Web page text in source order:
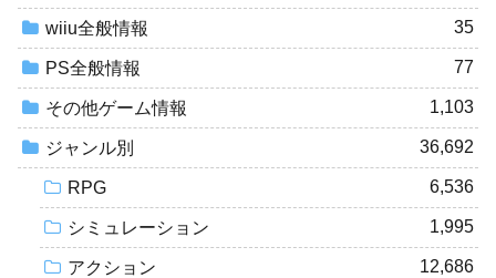
wiiu全般情報 35
PS全般情報 77
その他ゲーム情報 1,103
ジャンル別 36,692
RPG 6,536
シミュレーション 1,995
アクション 12,686